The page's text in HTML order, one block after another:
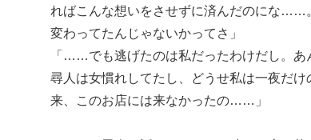
ればこんな想いをさせずに済んだのにな……
変わってたんじゃないかってさ」
「……でも逃げたのは私だったわけだし。あ
尋人は女慣れしてたし、どうせ私は一夜だ
来、このお店には来なかったの……」